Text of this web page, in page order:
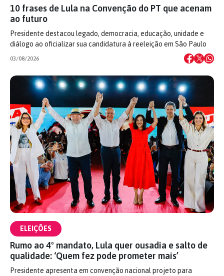
10 frases de Lula na Convenção do PT que acenam
ao futuro
Presidente destacou legado, democracia, educação, unidade e
diálogo ao oficializar sua candidatura à reeleição em São Paulo
03/08/2026
ELEIÇÕES
Rumo ao 4º mandato, Lula quer ousadia e salto de
qualidade: ‘Quem fez pode prometer mais’
Presidente apresenta em convenção nacional projeto para